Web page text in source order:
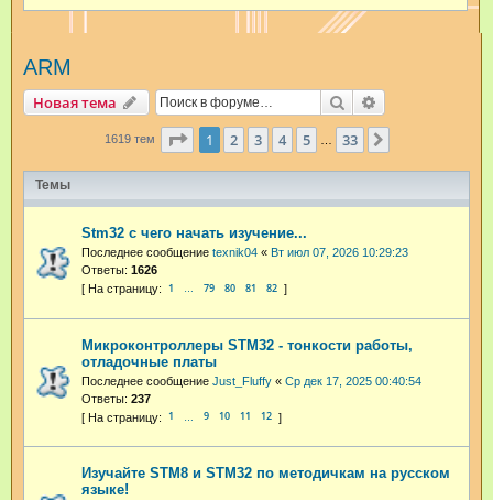
ARM
Новая тема Поиск
1619 тем Страница из 33
1 2 3 4 5 33
Темы
Stm32 с чего начать изучение...
Последнее сообщение texnik04 « Вт июл 07, 2026 10:29:23
Ответы: 1626
1 … 79 80 81 82
Микроконтроллеры STM32 - тонкости работы,
отладочные платы
Последнее сообщение Just_Fluffy « Ср дек 17, 2025 00:40:54
Ответы: 237
1 9 10 11 12
Изучайте STM8 и STM32 по методичкам на русском
языке!